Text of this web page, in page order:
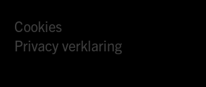
Cookies
Privacy verklaring